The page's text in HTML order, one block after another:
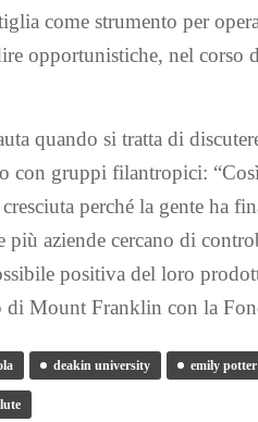
come strumento per
opportunistiche, nel corso
quando si tratta di
con gruppi filantropici:
perché la gente ha
più aziende cercano di
positiva del loro
di Mount Franklin con la
deakin university emily potter